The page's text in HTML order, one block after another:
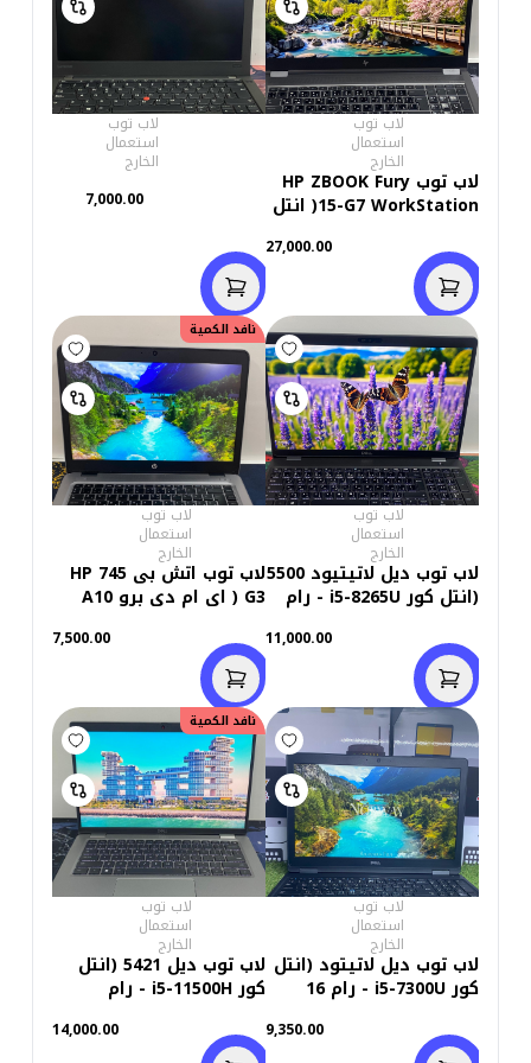
لاب توب
استعمال
الخارج
لاب توب HP ZBOOK Fury
15-G7 WorkStation( انتل
512GB M.2 -رامات DDR4
15.6 بوصه FHD- كاميرا)
إستعمال خارج
27,000.00
لاب توب
استعمال
الخارج
7,000.00
لاب توب
استعمال
الخارج
لاب توب ديل لاتيتيود 5500
(انتل كور i5-8265U - رام
استعمال خارج
11,000.00
نافد الكمية
لاب توب
استعمال
الخارج
لاب توب اتش بى HP 745
G3 ( اى ام دى برو A10
جيجابايت - M.2 256GB
فيجا اى ام دى راديون )
استعمال خارج
7,500.00
لاب توب
استعمال
الخارج
لاب توب ديل لاتيتود (انتل
كور i5-7300U - رام 16
DDR4 - انتل جرافيكس -
9,350.00
نافد الكمية
لاب توب
استعمال
الخارج
لاب توب ديل 5421 (انتل
كور i5-11500H - رام
256 جيجابايت M.2 - انتل
14,000.00